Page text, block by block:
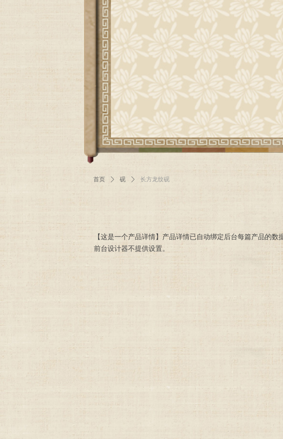
首页 ꄲ 砚 ꄲ 长方龙纹砚
【这是一个产品详情】产品详情已自动绑定后台每篇产品的
前台设计器不提供设置。